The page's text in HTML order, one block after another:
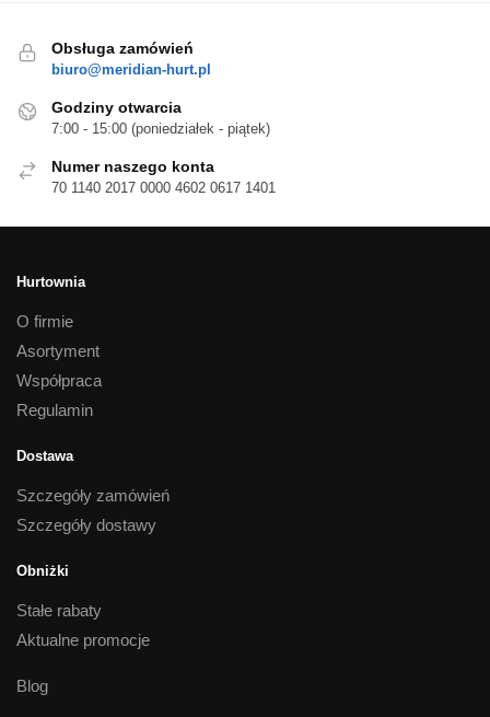
Obsługa zamówień
biuro@meridian-hurt.pl
Godziny otwarcia
7:00 - 15:00 (poniedziałek - piątek)
Numer naszego konta
70 1140 2017 0000 4602 0617 1401
Hurtownia
O firmie
Asortyment
Współpraca
Regulamin
Dostawa
Szczegóły zamówień
Szczegóły dostawy
Obniżki
Stałe rabaty
Aktualne promocje
Blog